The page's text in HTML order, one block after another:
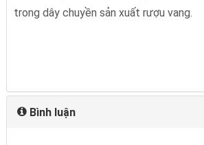
trong dây chuyền sản xuất rượu vang.
Bình luận